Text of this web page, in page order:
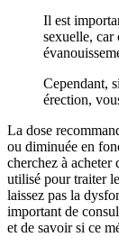
Il est
sexuelle, car
Cependant,
érection,
La dose
ou diminuée en
cherchez à
utilisé pour traiter
laissez pas la
important de
et de savoir si ce